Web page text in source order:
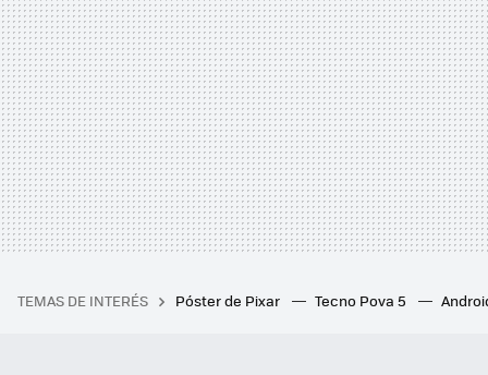
TEMAS DE INTERÉS Póster de Pixar Tecno Pova 5